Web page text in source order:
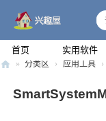
首页 实用软件
» 分类区 › 应用工具 ›